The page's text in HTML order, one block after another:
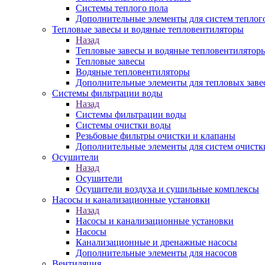
Системы теплого пола
Дополнительные элементы для систем
Тепловые завесы и водяные тепловентиляторы
Назад
Тепловые завесы и водяные
Тепловые завесы
Водяные тепловентиляторы
Дополнительные элементы для тепловых
Системы фильтрации воды
Назад
Системы фильтрации воды
Системы очистки воды
Резьбовые фильтры очистки и клапаны
Дополнительные элементы для систем
Осушители
Назад
Осушители
Осушители воздуха и сушильные комплексы
Насосы и канализационные установки
Назад
Насосы и канализационные установки
Насосы
Канализационные и дренажные насосы
Дополнительные элементы для насосов